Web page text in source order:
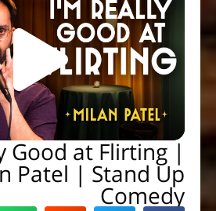
Good at Flirting |
Patel | Stand Up
Comedy